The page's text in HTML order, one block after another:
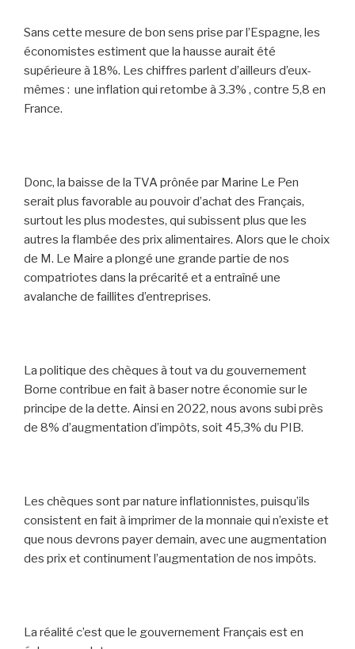
Sans cette mesure de bon sens prise par l’Espagne, les
économistes estiment que la hausse aurait été
supérieure à 18%. Les chiffres parlent d’ailleurs d’eux-
mêmes : une inflation qui retombe à 3.3% , contre 5,8 en
France.
Donc, la baisse de la TVA prônée par Marine Le Pen
serait plus favorable au pouvoir d’achat des Français,
surtout les plus modestes, qui subissent plus que les
autres la flambée des prix alimentaires. Alors que le choix
de M. Le Maire a plongé une grande partie de nos
compatriotes dans la précarité et a entraîné une
avalanche de faillites d’entreprises.
La politique des chèques à tout va du gouvernement
Borne contribue en fait à baser notre économie sur le
principe de la dette. Ainsi en 2022, nous avons subi près
de 8% d’augmentation d’impôts, soit 45,3% du PIB.
Les chèques sont par nature inflationnistes, puisqu’ils
consistent en fait à imprimer de la monnaie qui n’existe et
que nous devrons payer demain, avec une augmentation
des prix et continument l’augmentation de nos impôts.
La réalité c’est que le gouvernement Français est en